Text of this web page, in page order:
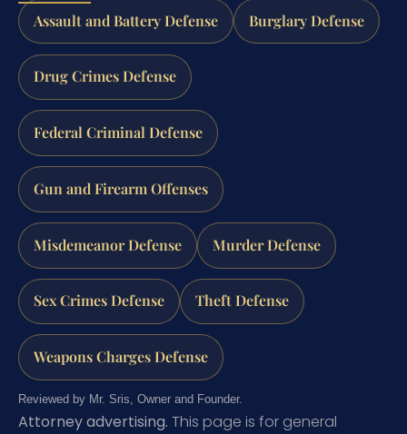
Assault and Battery Defense Burglary Defense
Drug Crimes Defense
Federal Criminal Defense
Gun and Firearm Offenses
Misdemeanor Defense Murder Defense
Sex Crimes Defense Theft Defense
Weapons Charges Defense
Reviewed by Mr. Sris, Owner and Founder.
Attorney advertising. This page is for general